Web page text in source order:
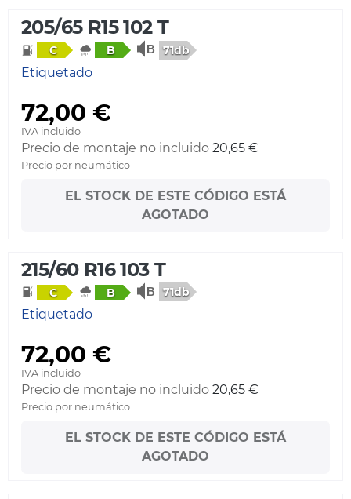
205/65 R15 102 T
C B 71db
Etiquetado
72,00 €
IVA incluido
Precio de montaje no incluido 20,65 €
Precio por neumático
EL STOCK DE ESTE CÓDIGO ESTÁ
AGOTADO
215/60 R16 103 T
C B 71db
Etiquetado
72,00 €
IVA incluido
Precio de montaje no incluido 20,65 €
Precio por neumático
EL STOCK DE ESTE CÓDIGO ESTÁ
AGOTADO